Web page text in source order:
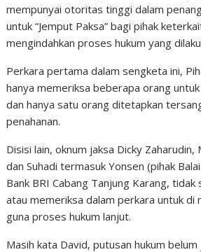
mempunyai otoritas tinggi dalam
untuk “Jemput Paksa” bagi pihak
mengindahkan proses hukum yang
Perkara pertama dalam sengketa ini,
hanya memeriksa beberapa orang
dan hanya satu orang ditetapkan
penahanan.
Disisi lain, oknum jaksa Dicky Zaharudin,
dan Suhadi termasuk Yonsen (pihak
Bank BRI Cabang Tanjung Karang, tidak
atau memeriksa dalam perkara untuk di
guna proses hukum lanjut.
Masih kata David, putusan hukum